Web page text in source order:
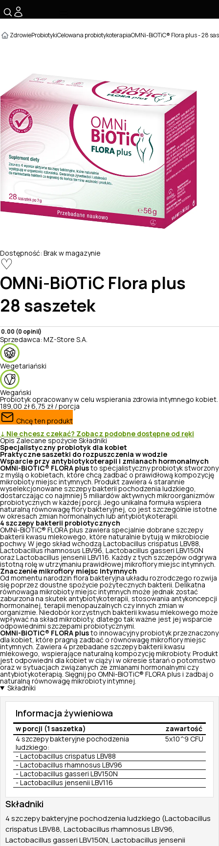
ZdrowieProbiotykiCelowana probiotykoterapiaOMNi-BiOTiC® Flora plus - 28
Dostępność: Brak w magazynie
♡
OMNi-BiOTiC Flora plus
28 saszetek
0.00 (0 opinii)
Sprzedawca: MZ-Store S.A.
Wegetariański
Wegański
Probiotyk opracowany w celu wspierania zdrowia intymnego kobiet.
189,00 zł 6,75 zł / porcja
Chcę ten produkt
↓ Nie chcesz czekać? Zobacz podobne dostępne od ręki
Opis Zalecane spożycie Składniki
Specjalistyczny probiotyk dla kobiet
Praktyczne saszetki do rozpuszczenia w wodzie
Wsparcie przy antybiotykoterapii i zmianach hormonalnych
OMNi-BiOTiC® FLORA plus to specjalistyczny probiotyk stworzony
z myślą o kobietach, które chcą zadbać o prawidłową kompozycję
mikrobioty miejsc intymnych. Produkt zawiera 4 starannie
wyselekcjonowane szczepy bakterii pochodzenia ludzkiego,
dostarczając co najmniej 5 miliardów aktywnych mikroorganizmów
probiotycznych w każdej porcji. Jego unikalna formuła wspiera
naturalną równowagę flory bakteryjnej, co jest szczególnie istotne
w okresach zmian hormonalnych lub antybiotykoterapii.
4 szczepy bakterii probiotycznych
OMNi-BiOTiC® FLORA plus zawiera specjalnie dobrane szczepy
bakterii kwasu mlekowego, które naturalnie bytują w mikrobiocie
pochwy. W jego skład wchodzą Lactobacillus crispatus LBV88,
Lactobacillus rhamnosus LBV96, Lactobacillus gasseri LBV150N
oraz Lactobacillus jensenii LBV116. Każdy z tych szczepów odgrywa
istotną rolę w utrzymaniu prawidłowej mikroflory miejsc intymnych.
Znaczenie mikroflory miejsc intymnych
Od momentu narodzin flora bakteryjna układu rozrodczego rozwija
się poprzez doustne spożycie pożytecznych bakterii. Delikatna
równowaga mikrobioty miejsc intymnych może jednak zostać
zaburzona na skutek antybiotykoterapii, stosowania antykoncepcji
hormonalnej, terapii menopauzalnych czy innych zmian w
organizmie. Niedobór korzystnych bakterii kwasu mlekowego może
wpływać na skład mikrobioty, dlatego tak ważne jest jej wsparcie
odpowiednimi szczepami probiotycznymi.
OMNi-BiOTiC® FLORA plus to innowacyjny probiotyk przeznaczony
dla kobiet, które pragną zadbać o równowagę mikroflory miejsc
intymnych. Zawiera 4 przebadane szczepy bakterii kwasu
mlekowego, wspierające naturalną kompozycję mikrobioty. Produkt
jest odpowiedni dla kobiet w ciąży i w okresie starań o potomstwo
oraz w sytuacjach związanych ze zmianami hormonalnymi czy
antybiotykoterapią. Sięgnij po OMNi-BiOTiC® FLORA plus i zadbaj o
naturalną równowagę mikrobioty intymnej.
Składniki
Informacja żywieniowa
w porcji (1 saszetka)
zawartość
4 szczepy bakteryjne pochodzenia
ludzkiego:
5x10^9 CFU
- Lactobacillus crispatus LBV88
- Lactobacillus rhamnosus LBV96
- Lactobacillus gasseri LBV150N
- Lactobacillus jensenii LBV116
Składniki
4 szczepy bakteryjne pochodzenia ludzkiego (Lactobacillus
crispatus LBV88, Lactobacillus rhamnosus LBV96,
Lactobacillus gasseri LBV150N, Lactobacillus jensenii